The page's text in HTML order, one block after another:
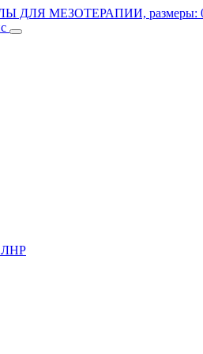
ДЛЯ МЕЗОТЕРАПИИ, размеры:
ЛНР